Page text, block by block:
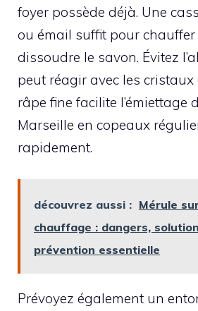
foyer possède déjà. Une
ou émail suffit pour chauffer
dissoudre le savon. Évitez
peut réagir avec les cristaux
râpe fine facilite l’émiettage
Marseille en copeaux
rapidement.
découvrez aussi : Mérule
chauffage : dangers,
prévention essentielle
Prévoyez également un